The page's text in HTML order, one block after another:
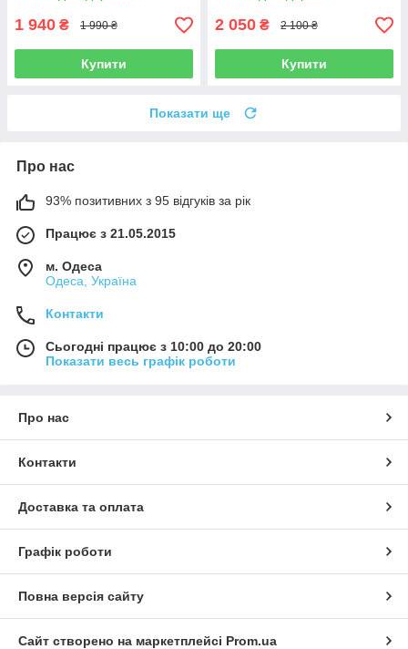
1 940 ₴ 1 990 ₴
Купити
2 050 ₴ 2 100 ₴
Купити
Показати ще
Про нас
93% позитивних з 95 відгуків за рік
Працює з 21.05.2015
м. Одеса
Одеса, Україна
Контакти
Сьогодні працює з 10:00 до 20:00
Показати весь графік роботи
Про нас
Контакти
Доставка та оплата
Графік роботи
Повна версія сайту
Сайт створено на маркетплейсі Prom.ua